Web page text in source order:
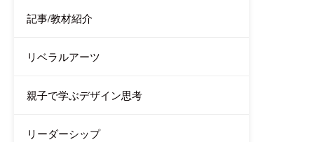
記事/教材紹介
リベラルアーツ
親子で学ぶデザイン思考
リーダーシップ